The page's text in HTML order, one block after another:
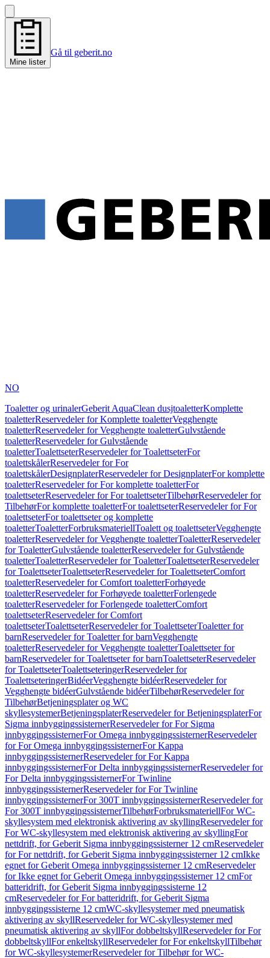
Mine lister
Gå til geberit.no
NO
Toaletter og urinalerGeberit AquaClean dusjtoaletterKomplette
toaletterReservedeler for Komplette toaletterVegghengte
toaletterReservedeler for Vegghengte toaletterGulvstående
toaletterReservedeler for Gulvstående
toaletterToalettseterReservedeler for ToalettseterFor
toalettskålerReservedeler for For
toalettskålerDesignplaterReservedeler for DesignplaterFor komplette
toaletterReservedeler for For komplette toaletterFor
toalettseterReservedeler for For toalettseterTilbehørReservedeler for
TilbehørFor komplette toaletterFor toalettseterReservedeler for For
toalettseterFor toalettseter og komplette
toaletterToaletterForbruksmateriellToalett og toalettseterVegghengte
toaletterReservedeler for Vegghengte toaletterToaletterReservedeler
for ToaletterGulvstående toaletterReservedeler for Gulvstående
toaletterToaletterReservedeler for ToaletterToalettseterReservedeler
for ToalettseterToalettseterReservedeler for ToalettseterComfort
toaletterReservedeler for Comfort toaletterForhøyede
toaletterReservedeler for Forhøyede toaletterForlengede
toaletterReservedeler for Forlengede toaletterComfort
toalettseterReservedeler for Comfort
toalettseterToalettseterReservedeler for ToalettseterToaletter for
barnReservedeler for Toaletter for barnVegghengte
toaletterReservedeler for Vegghengte toaletterToalettseter for
barnReservedeler for Toalettseter for barnToalettseterReservedeler
for ToalettseterToalettseteringerReservedeler for
ToalettseteringerBidéerVegghengte bidéerReservedeler for
Vegghengte bidéerGulvstående bidéerTilbehørReservedeler for
TilbehørBetjeningsplater og WC
skyllesystemerBetjeningsplaterReservedeler for BetjeningsplaterFor
Sigma innbyggingssisternerReservedeler for For Sigma
innbyggingssisternerFor Omega innbyggingssisternerReservedeler
for For Omega innbyggingssisternerFor Kappa
innbyggingssisternerReservedeler for For Kappa
innbyggingssisternerFor Delta innbyggingssisternerReservedeler for
For Delta innbyggingssisternerFor Twinline
innbyggingssisternerReservedeler for For Twinline
innbyggingssisternerFor 300T innbyggingssisternerReservedeler for
For 300T innbyggingssisternerTilbehørForbruksmateriellFor WC-
skyllesystem med elektronisk aktivering av skyllingReservedeler for
For WC-skyllesystem med elektronisk aktivering av skyllingFor
nettdrift, for Geberit Sigma innbyggingssisterner 12 cmReservedeler
for For nettdrift, for Geberit Sigma innbyggingssisterner 12 cmIkke
egnet for Geberit Omega innbyggingssisterner 12 cmReservedeler
for Ikke egnet for Geberit Omega innbyggingssisterner 12 cmFor
batteridrift, for Geberit Sigma innbyggingssisterne 12
cmReservedeler for For batteridrift, for Geberit Sigma
innbyggingssisterne 12 cmWC-skyllesystemer med pneumatisk
aktivering av skyllReservedeler for WC-skyllesystemer med
pneumatisk aktivering av skyllFor dobbeltskyllReservedeler for For
dobbeltskyllFor enkeltskyllReservedeler for For enkeltskyllTilbehør
for WC-skyllesystemerReservedeler for Tilbehør for WC-